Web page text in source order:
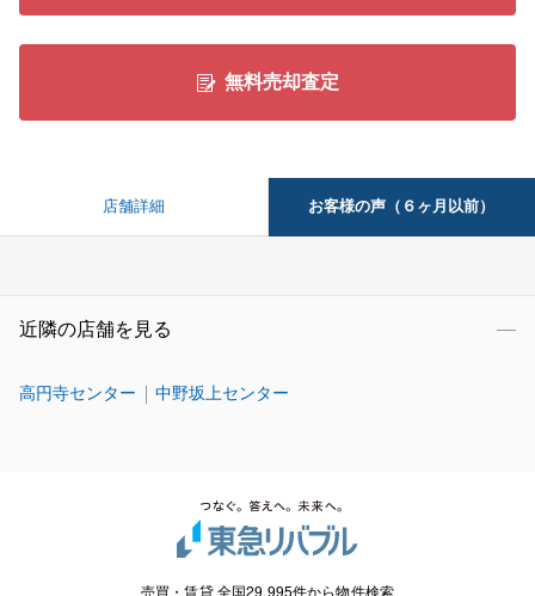
無料売却査定
店舗詳細 お客様の声（６ヶ月以前）
近隣の店舗を見る
高円寺センター 中野坂上センター
売買・賃貸 全国29,995件から物件検索